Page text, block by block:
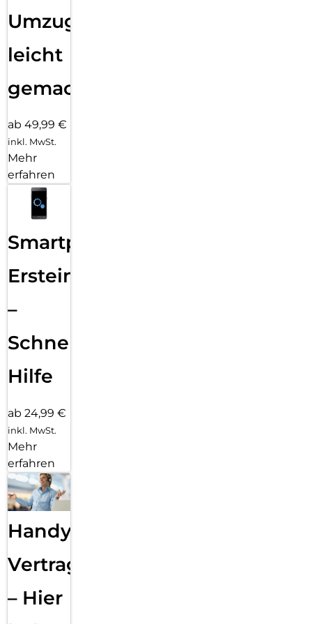
Umzug
leicht
gemacht!
ab 49,99 €
inkl. MwSt.
Mehr
erfahren
Smartphone
Ersteinrichtung
–
Schnelle
Hilfe
ab 24,99 €
inkl. MwSt.
Mehr
erfahren
Handy
Vertragsabwicklung
– Hier